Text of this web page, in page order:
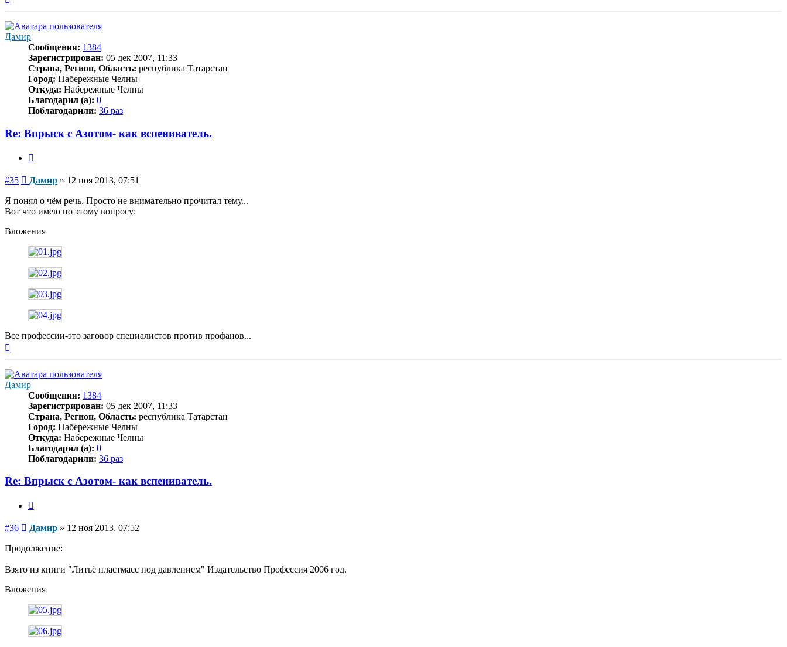
Дамир
Сообщения: 1384
Зарегистрирован: 05 дек 2007, 11:33
Страна, Регион, Область: республика Татарстан
Город: Набережные Челны
Откуда: Набережные Челны
Благодарил (а): 0
Поблагодарили: 36 раз
Re: Впрыск с Азотом- как вспениватель.
#35 Сообщение
Дамир » 12 ноя 2013, 07:51
Я понял о чём речь. Просто не внимательно прочитал тему...
Вот что имею по этому вопросу:
Вложения
Все профессии-это заговор специалистов против профанов...
Дамир
Сообщения: 1384
Зарегистрирован: 05 дек 2007, 11:33
Страна, Регион, Область: республика Татарстан
Город: Набережные Челны
Откуда: Набережные Челны
Благодарил (а): 0
Поблагодарили: 36 раз
Re: Впрыск с Азотом- как вспениватель.
#36 Сообщение
Дамир » 12 ноя 2013, 07:52
Продолжение:
Взято из книги "Литьё пластмасс под давлением" Издательство Профессия 2006 год.
Вложения